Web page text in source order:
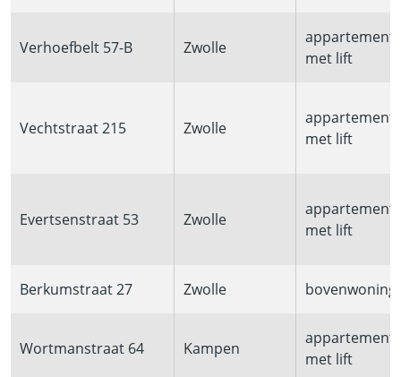
Verhoefbelt 57-B Zwolle
appartement
met lift
Vechtstraat 215 Zwolle
appartement
met lift
Evertsenstraat 53 Zwolle
appartement
met lift
Berkumstraat 27 Zwolle bovenwoning
Wortmanstraat 64 Kampen
appartement
met lift